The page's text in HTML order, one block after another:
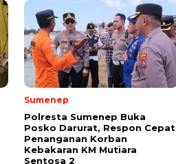
Sumenep
Polresta Sumenep Buka
Posko Darurat, Respon Cepat
Penanganan Korban
Kebakaran KM Mutiara
Sentosa 2